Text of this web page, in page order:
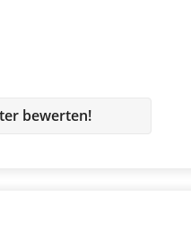
bewerten!